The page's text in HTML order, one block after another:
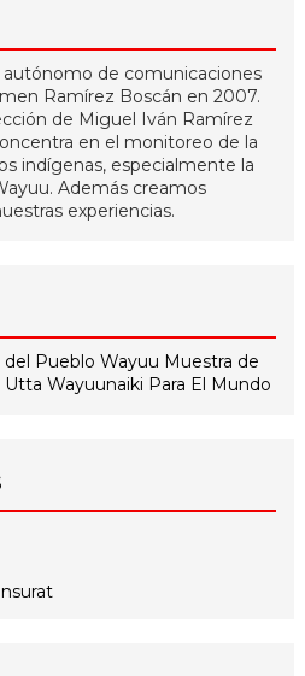
de comunicaciones
Ramírez Boscán en 2007.
de Miguel Iván Ramírez
en el monitoreo de la
indígenas, especialmente la
Además creamos
experiencias.
Pueblo Wayuu Muestra de
Utta Wayuunaiki Para El Mundo